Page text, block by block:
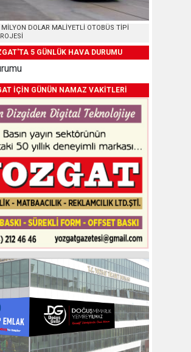
MİLYON DOLAR MALİYETLİ OTOBÜS TİPİ
5 GÜNLÜK HAVA DURUMU
İÇİN GÜNÜN NAMAZ VAKİTLERİ